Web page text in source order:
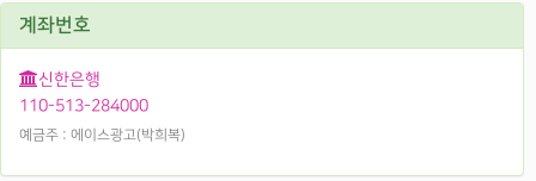
계좌번호
신한은행
110-513-284000
예금주 : 에이스광고(박희복)